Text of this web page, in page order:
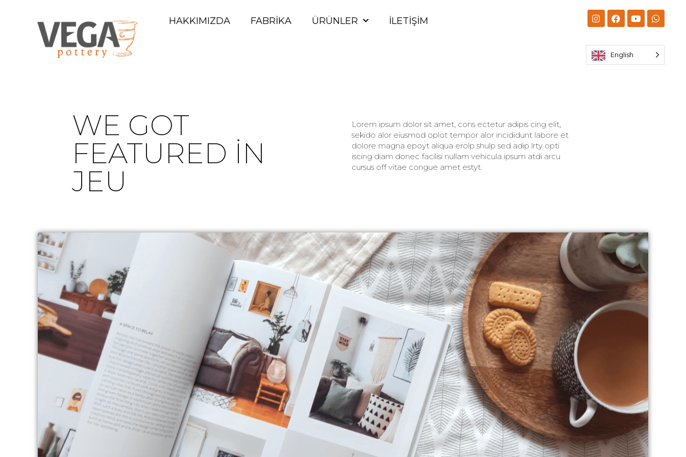
HAKKIMIZDA FABRIKA ÜRÜNLER İLETIŞIM
English
WE GOT
FEATURED IN
JEU
Lorem ipsum dolor sit amet, cons ectetur adipis cing elit,
sekido alor eiusmod oplot tempor alor incididunt labore et
dolore magna epoyt aliqua erolp shulp sed adip lrty opti
iscing diam donec facilisi nullam vehicula ipsum atdi arcu
cursus off vitae congue amet estyt.